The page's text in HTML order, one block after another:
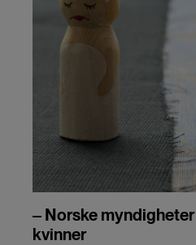
‒ Norske
kvinner